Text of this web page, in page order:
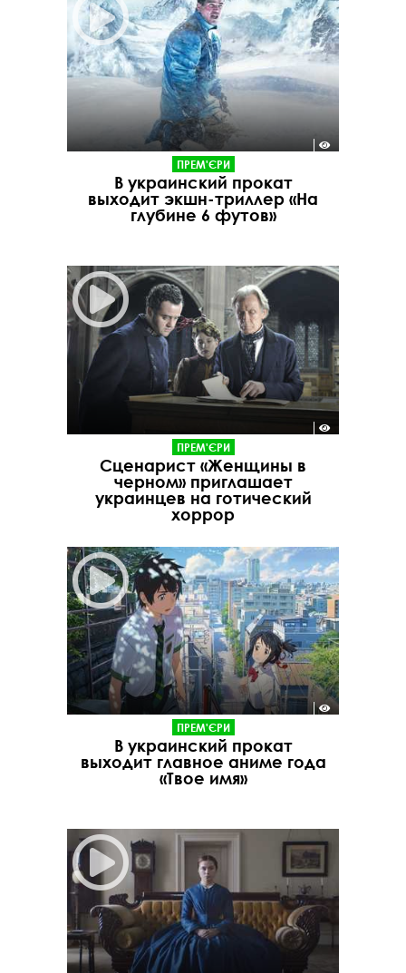
ПРЕМ'ЄРИ
В украинский прокат
выходит экшн-триллер «На
глубине 6 футов»
ПРЕМ'ЄРИ
Сценарист «Женщины в
черном» приглашает
украинцев на готический
хоррор
ПРЕМ'ЄРИ
В украинский прокат
выходит главное аниме года
«Твое имя»